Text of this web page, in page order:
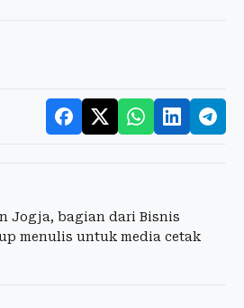
Jogja, bagian dari Bisnis
menulis untuk media cetak